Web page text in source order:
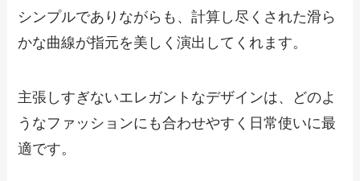
シンプルでありながらも、計算し尽くされた滑ら
かな曲線が指元を美しく演出してくれます。
主張しすぎないエレガントなデザインは、どのよ
うなファッションにも合わせやすく日常使いに最
適です。